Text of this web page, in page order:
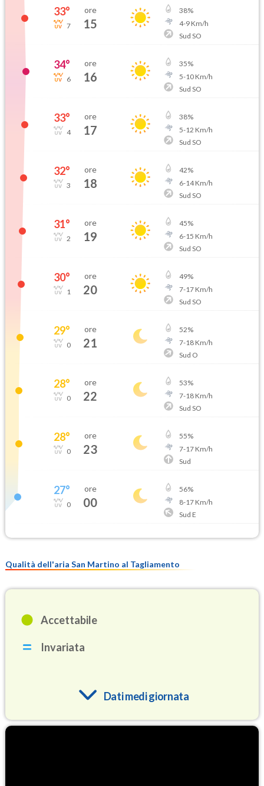
33°
7
ore
15
38%
4-9Km/h
Sud SO
34°
6
ore
16
35%
5-10Km/h
Sud SO
33°
4
ore
17
38%
5-12 Km/h
Sud SO
32°
3
ore
18
42%
6-14Km/h
Sud SO
31°
2
ore
19
45%
6-15 Km/h
Sud SO
30°
1
ore
20
49%
7-17Km/h
Sud SO
29°
0
ore
21
52%
7-18Km/h
Sud O
28°
0
ore
22
53%
7-18Km/h
Sud SO
28°
0
ore
23
55%
7-17Km/h
Sud
27°
0
ore
00
56%
8-17Km/h
Sud E
Qualità dell'aria San Martino al Tagliamento
Accettabile
Invariata
Dati medi giornata